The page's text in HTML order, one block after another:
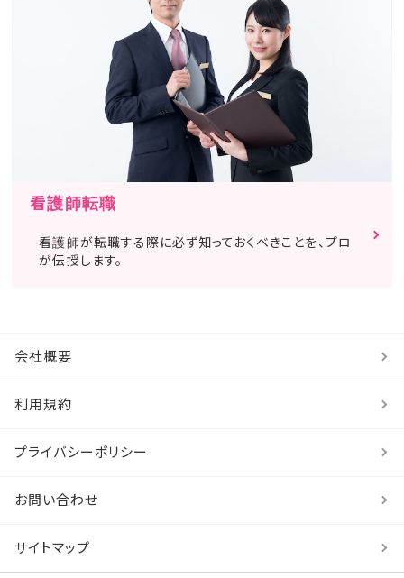
看護師転職
看護師が転職する際に必ず知っておくべきことを、プロ
が伝授します。
会社概要
利用規約
プライバシーポリシー
お問い合わせ
サイトマップ